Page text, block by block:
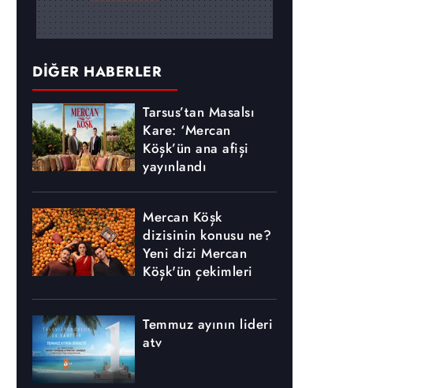
DİĞER HABERLER
Tarsus’tan Masalsı
Kare: ‘Mercan
Köşk’ün ana afişi
yayınlandı
Mercan Köşk
dizisinin konusu ne?
Yeni dizi Mercan
Köşk'ün çekimleri
Temmuz ayının lideri
atv